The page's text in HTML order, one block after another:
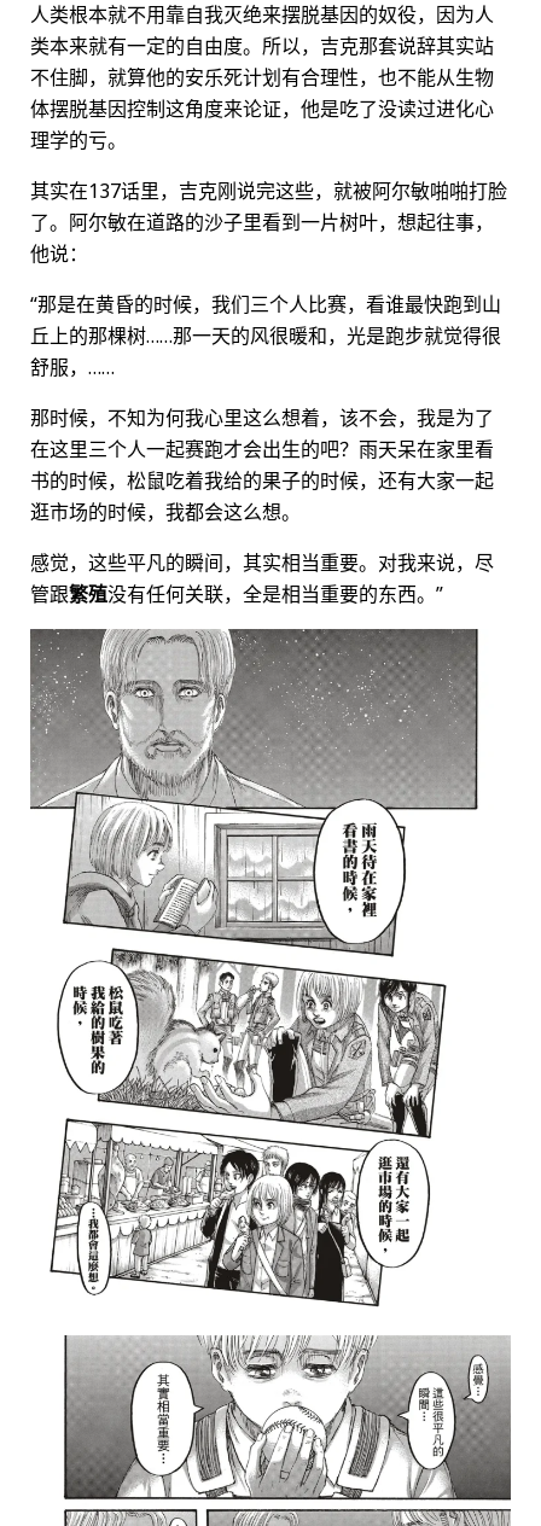
人类根本就不用靠自我灭绝来摆脱基因的奴役，因为人
类本来就有一定的自由度。所以，吉克那套说辞其实站
不住脚，就算他的安乐死计划有合理性，也不能从生物
体摆脱基因控制这角度来论证，他是吃了没读过进化心
理学的亏。
其实在137话里，吉克刚说完这些，就被阿尔敏啪啪打脸
了。阿尔敏在道路的沙子里看到一片树叶，想起往事，
他说：
“那是在黄昏的时候，我们三个人比赛，看谁最快跑到山
丘上的那棵树……那一天的风很暖和，光是跑步就觉得很
舒服，……
那时候，不知为何我心里这么想着，该不会，我是为了
在这里三个人一起赛跑才会出生的吧？雨天呆在家里看
书的时候，松鼠吃着我给的果子的时候，还有大家一起
逛市场的时候，我都会这么想。
感觉，这些平凡的瞬间，其实相当重要。对我来说，尽
管跟繁殖没有任何关联，全是相当重要的东西。”